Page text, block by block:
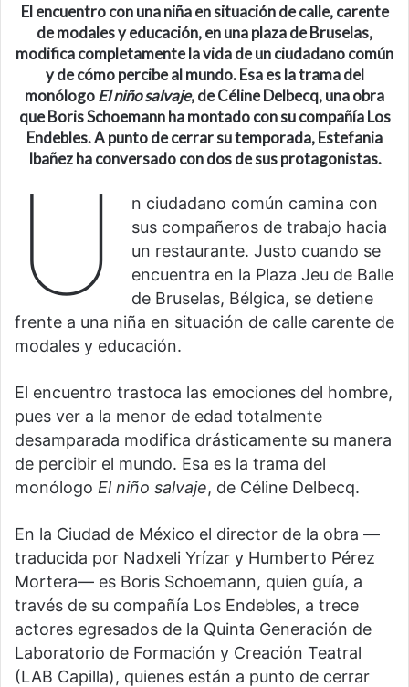
El encuentro con una niña en situación de calle, carente
de modales y educación, en una plaza de Bruselas,
modifica completamente la vida de un ciudadano común
y de cómo percibe al mundo. Esa es la trama del
monólogoEl niño salvaje, de Céline Delbecq, una obra
que Boris Schoemann ha montado con su compañía Los
Endebles. Apunto de cerrarsutemporada,Estefania
Ibañezha conversado con dos de sus protagonistas.
U
n ciudadano común camina con
sus compañeros de trabajo hacia
un restaurante. Justo cuando se
encuentra en la Plaza Jeu de Balle
de Bruselas, Bélgica, se detiene
frente a una niña en situación de calle carente de
modales y educación.
El encuentro trastoca las emociones del hombre,
pues ver a la menor de edad totalmente
desamparada modifica drásticamente su manera
de percibir el mundo. Esa es la trama del
monólogo El niño salvaje, de Céline Delbecq.
En la Ciudad de México el director de la obra —
traducida por Nadxeli Yrízar y Humberto Pérez
Mortera— es Boris Schoemann, quien guía, a
través de su compañía Los Endebles, a trece
actores egresados de la Quinta Generación de
Laboratorio de Formación y Creación Teatral
(LAB Capilla), quienes están a punto de cerrar